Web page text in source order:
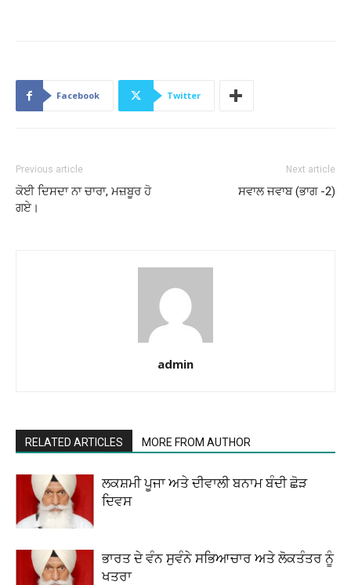
Facebook Twitter
Previous article
ਕੋਈ ਦਿਸਦਾ ਨਾ ਚਾਰਾ, ਮਜ਼ਬੂਰ ਹੋ
ਗਏ।
Next article
ਸਵਾਲ ਜਵਾਬ (ਭਾਗ -2)
admin
RELATED ARTICLES MORE FROM AUTHOR
ਲਕਸ਼ਮੀ ਪੂਜਾ ਅਤੇ ਦੀਵਾਲੀ ਬਨਾਮ ਬੰਦੀ ਛੋੜ
ਦਿਵਸ
ਭਾਰਤ ਦੇ ਵੰਨ ਸੁਵੰਨੇ ਸਭਿਆਚਾਰ ਅਤੇ ਲੋਕਤੰਤਰ ਨੂੰ
ਖਤਰਾ